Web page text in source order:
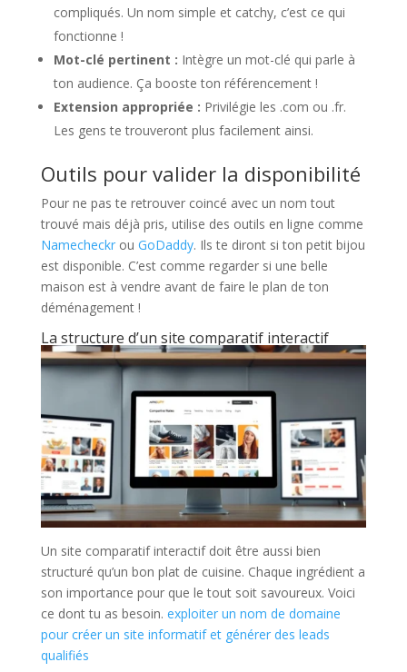
compliqués. Un nom simple et catchy, c’est ce qui
fonctionne !
Mot-clé pertinent : Intègre un mot-clé qui parle à
ton audience. Ça booste ton référencement !
Extension appropriée : Privilégie les .com ou .fr.
Les gens te trouveront plus facilement ainsi.
Outils pour valider la disponibilité
Pour ne pas te retrouver coincé avec un nom tout
trouvé mais déjà pris, utilise des outils en ligne comme
Namecheckrou GoDaddy. Ils te diront si ton petit bijou
est disponible. C’est comme regarder si une belle
maison est à vendre avant de faire le plan de ton
déménagement !
La structure d’un site comparatif interactif
Un site comparatif interactif doit être aussi bien
structuré qu’un bon plat de cuisine. Chaque ingrédient a
son importance pour que le tout soit savoureux. Voici
ce dont tu as besoin. exploiter un nom de domaine
pour créer un site informatif et générer des leads
qualifiés